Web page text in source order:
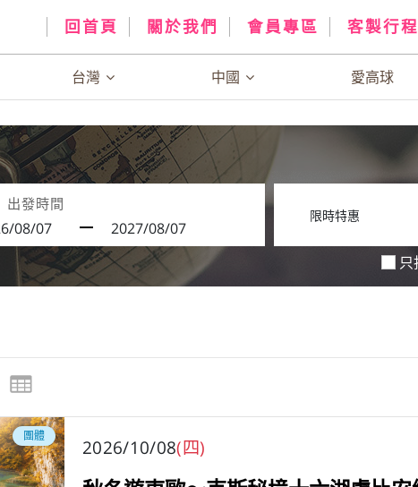
回首頁 關於我們 會員專區 客製行程
台灣 中國 愛高球
出發時間
團體 2026/10/08(四)